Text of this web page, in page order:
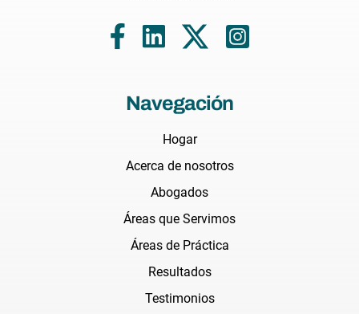
Navegación
Hogar
Acerca de nosotros
Abogados
Áreas que Servimos
Áreas de Práctica
Resultados
Testimonios